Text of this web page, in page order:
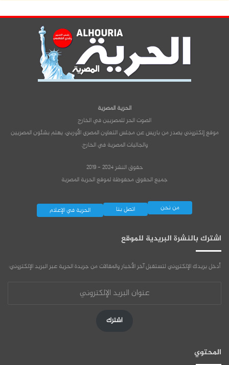
الحرية المصرية
الصوت الحر للمصريين في الخارج
موقع إلكتروني يصدر من باريس عن مجلس التعاون المصري الأوربي، يهتم بشئون المصريين
والجاليات المصرية في الخارج.
حقوق النشر 2024 - 2019
جميع الحقوق محفوظة لموقع الحرية المصرية
من نحن اتصل بنا الحرية في الإعلام
اشترك بالنشرة البريدية للموقع
أدخل بريدك الإلكتروني لتستقبل آخر الأخبار والمقالات من جريدة الحرية عبر البريد الإلكتروني:
اشترك
المحتوي